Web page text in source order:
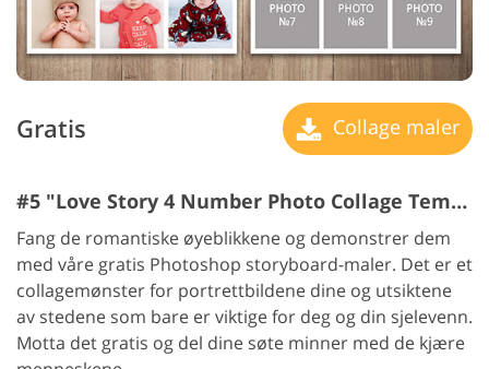
Gratis Collage maler
#5 "Love Story 4 Number Photo Collage Template"
Fang de romantiske øyeblikkene og demonstrer dem
med våre gratis Photoshop storyboard-maler. Det er et
collagemønster for portrettbildene dine og utsiktene
av stedene som bare er viktige for deg og din sjelevenn.
Motta det gratis og del dine søte minner med de kjære